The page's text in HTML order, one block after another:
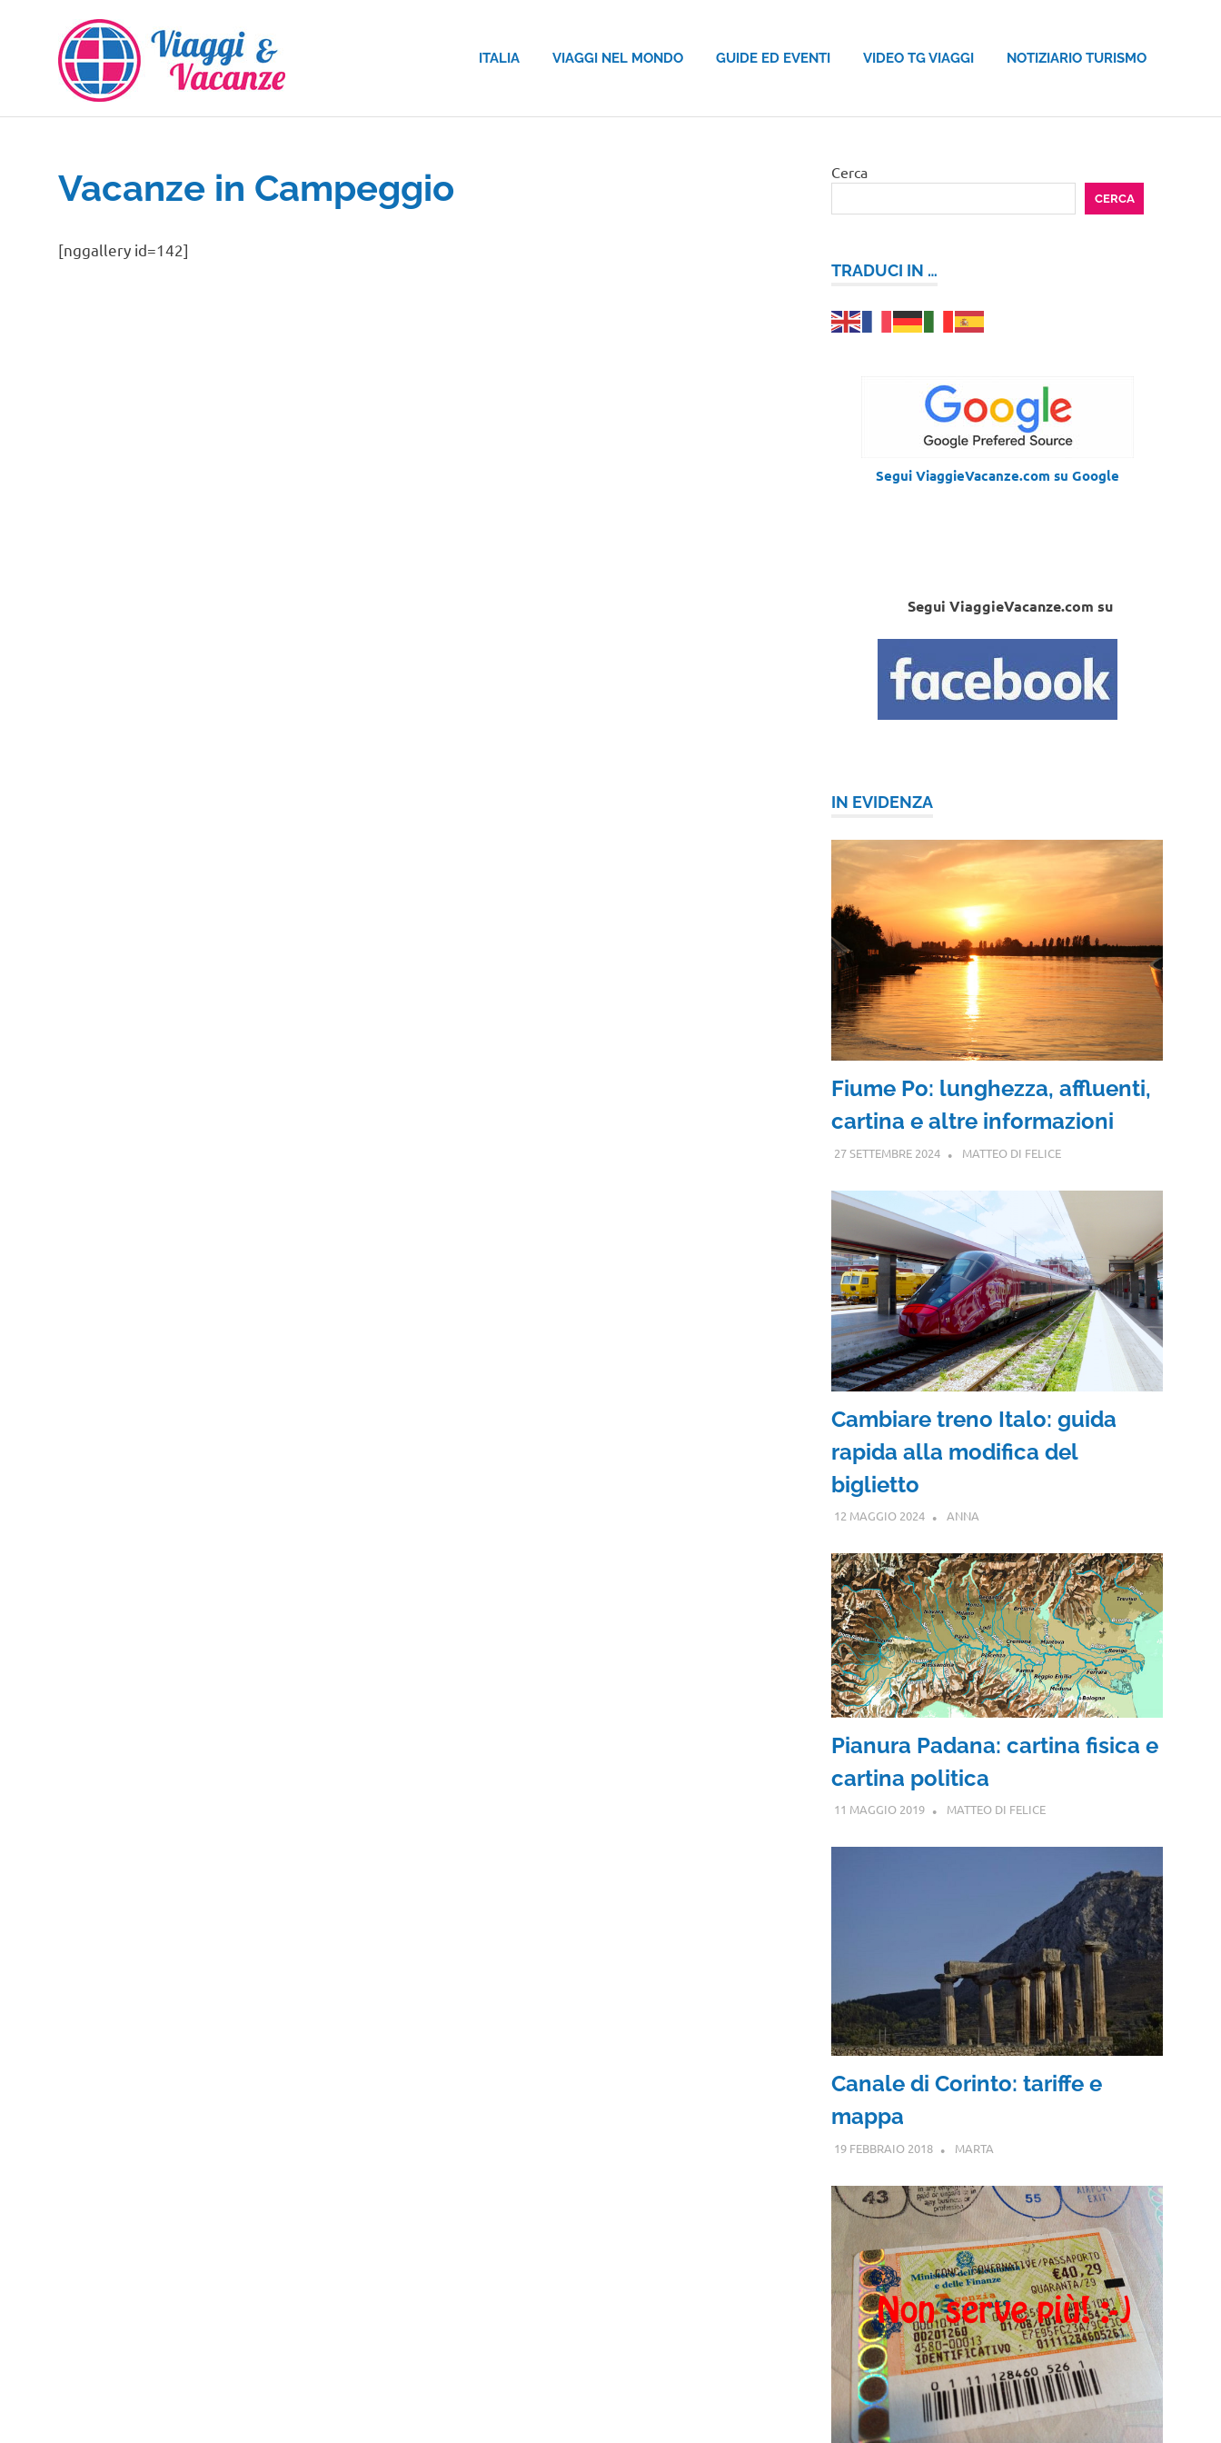
contenuto
ITALIA VIAGGI NEL MONDO GUIDE ED EVENTI VIDEO TG VIAGGI NOTIZIARIO TURISMO
Vacanze in Campeggio
[nggallery id=142]
Cerca
CERCA
TRADUCI IN …
Segui ViaggieVacanze.com su Google
Segui ViaggieVacanze.com su
IN EVIDENZA
Fiume Po: lunghezza, affluenti,
cartina e altre informazioni
27 SETTEMBRE 2024 MATTEO DI FELICE
Cambiare treno Italo: guida
rapida alla modifica del
biglietto
12 MAGGIO 2024 ANNA
Pianura Padana: cartina fisica e
cartina politica
11 MAGGIO 2019 MATTEO DI FELICE
Canale di Corinto: tariffe e
mappa
19 FEBBRAIO 2018 MARTA